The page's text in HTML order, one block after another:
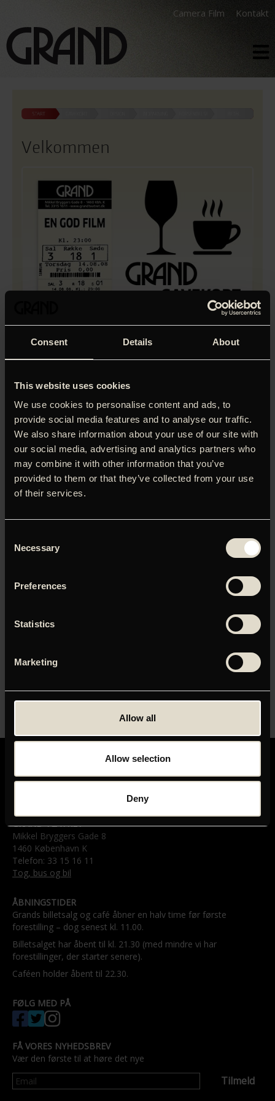
Consent Details About
This website uses cookies
We use cookies to personalise content and ads, to
provide social media features and to analyse our traffic.
We also share information about your use of our site with
our social media, advertising and analytics partners who
may combine it with other information that you’ve
provided to them or that they’ve collected from your use
of their services.
Selection
Necessary
Preferences
Statistics
Marketing
Allow all
Allow selection
Deny
Camera Film Kontakt
GRAND TEATRET
Mikkel Bryggers Gade 8
1460 København K
Telefon: 33 15 16 11
Tog, bus og bil
ÅBNINGSTIDER
Grands billetsalg og café åbner en halv time før første
forestilling – dog senest kl. 11.00.
Billetsalget har åbent til kl. 21.30 (med mindre vi har
forestillinger, der starter senere).
Caféen holder åbent til 22.30.
FØLG MED PÅ
FÅ VORES NYHEDSBREV
Vær den første til at høre det nye
Tilmeld